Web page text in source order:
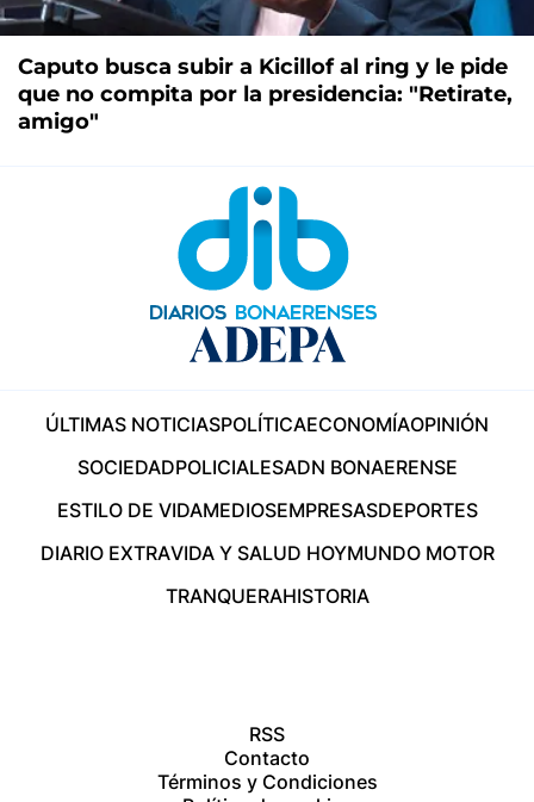
Caputo busca subir a Kicillof al ring y le pide
que no compita por la presidencia: "Retirate,
amigo"
ÚLTIMAS NOTICIASPOLÍTICAECONOMÍAOPINIÓN
SOCIEDADPOLICIALESADN BONAERENSE
ESTILO DE VIDAMEDIOSEMPRESASDEPORTES
DIARIO EXTRAVIDA Y SALUD HOYMUNDO MOTOR
TRANQUERAHISTORIA
RSS
Contacto
Términos y Condiciones